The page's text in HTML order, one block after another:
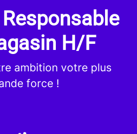
H/F
ambition votre plus
force !